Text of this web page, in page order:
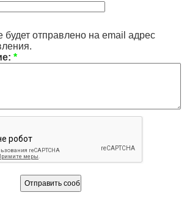
отправлено на email адрес
*